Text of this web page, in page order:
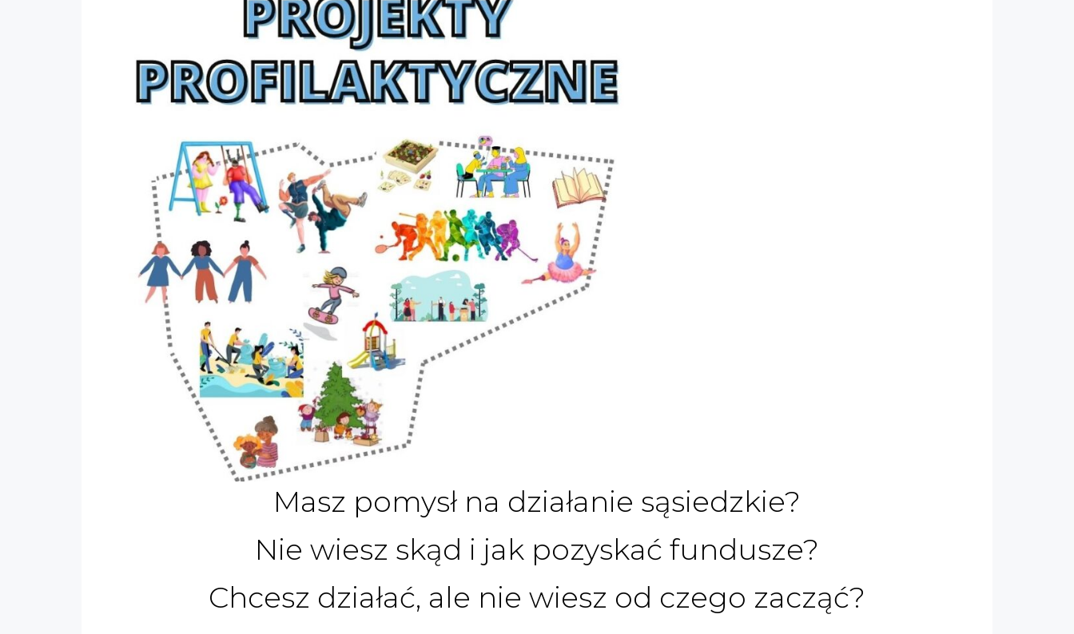
Masz pomysł na działanie sąsiedzkie?
Nie wiesz skąd i jak pozyskać fundusze?
Chcesz działać, ale nie wiesz od czego zacząć?